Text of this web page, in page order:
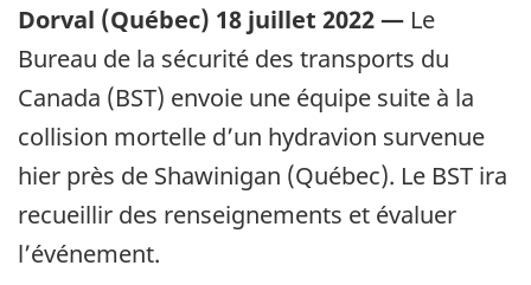
Dorval (Québec) 18 juillet 2022 — Le
Bureau de la sécurité des transports du
Canada (BST) envoie une équipe suite à la
collision mortelle d’un hydravion survenue
hier près de Shawinigan (Québec). Le BST ira
recueillir des renseignements et évaluer
l’événement.